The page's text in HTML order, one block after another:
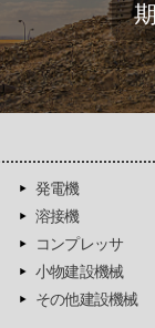
発電機
溶接機
コンプレッサ
小物建設機械
その他建設機械